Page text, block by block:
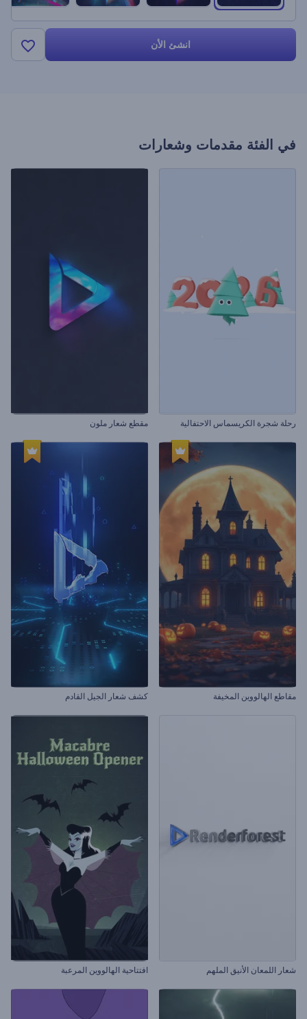
انشئ الأن
في الفئة مقدمات وشعارات
رحلة شجرة الكريسماس الاحتفالية مقطع شعار ملون
مقاطع الهالووين المخيفة كشف شعار الجيل القادم
شعار اللمعان الأنيق الملهم افتتاحية الهالووين المرعبة